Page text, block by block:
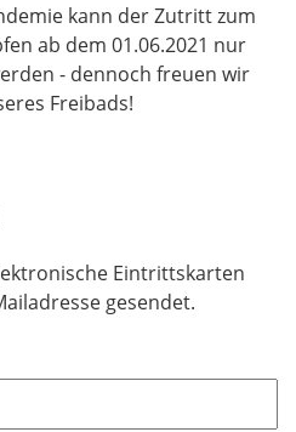
kann der Zutritt zum
ab dem 01.06.2021 nur
- dennoch freuen wir
Freibads!
Eintrittskarten
gesendet.